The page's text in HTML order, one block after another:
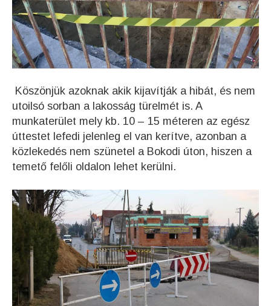
Köszönjük azoknak akik kijavítják a hibát, és nem
utoilsó sorban a lakosság türelmét is. A
munkaterület mely kb. 10 – 15 méteren az egész
úttestet lefedi jelenleg el van kerítve, azonban a
közlekedés nem szünetel a Bokodi úton, hiszen a
temető felőli oldalon lehet kerülni.